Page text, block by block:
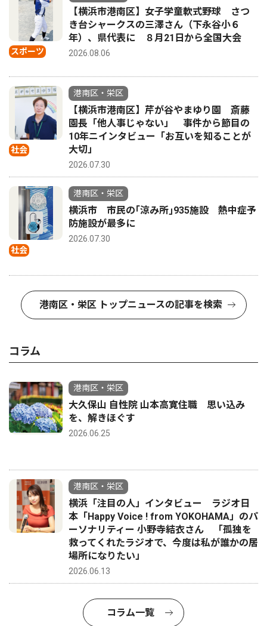
スポーツ
【横浜市港南区】女子学童軟式野球 さつ
き台シャークスの三澤さん（下永谷小６
年）、県代表に ８月21日から全国大会
2026.08.06
社会
港南区・栄区
【横浜市港南区】芹が谷やまゆり園 斎藤
園長「他人事じゃない」 事件から節目の
10年ニインタビュー「お互いを知ることが
大切」
2026.07.30
社会
港南区・栄区
横浜市 市民の｢涼み所｣935施設 熱中症予
防施設が最多に
2026.07.30
港南区・栄区 トップニュースの記事を検索
コラム
港南区・栄区
大久保山 自性院 山本高寛住職 思い込み
を、解きほぐす
2026.06.25
港南区・栄区
横浜「注目の人」インタビュー ラジオ日
本「Happy Voice ! from YOKOHAMA」のパ
ーソナリティー 小野寺結衣さん 「孤独を
救ってくれたラジオで、今度は私が誰かの居
場所になりたい」
2026.06.13
コラム一覧